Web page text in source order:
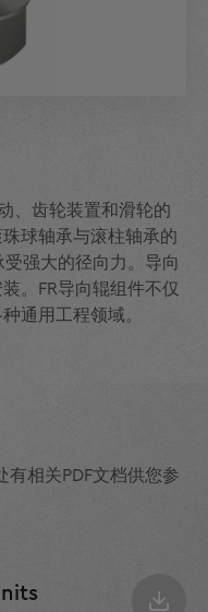
、齿轮装置和滑轮的
球轴承与滚柱轴承的
强大的径向力。导向
。FR导向辊组件不仅
通用工程领域。
相关PDF文档供您参